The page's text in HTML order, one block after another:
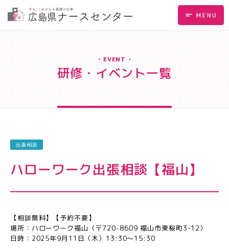
EVENT
研修・イベント一覧
出張相談
ハローワーク出張相談【福山】
【相談無料】【予約不要】
場所：ハローワーク福山（〒720-8609 福山市東桜町3-12）
日時：2025年9月11日（木）13:30～15:30